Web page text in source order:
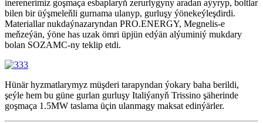
inerenerimiz goşmaça esbaplaryň zerurlygyny aradan aýyryp, boltlar
bilen bir üýşmeleňli gurnama ulanyp, gurluşy ýönekeýleşdirdi.
Materiallar nukdaýnazaryndan PRO.ENERGY, Megnelis-e
meňzeýän, ýöne has uzak ömri üpjün edýän alýuminiý mukdary
bolan SOZAMC-ny teklip etdi.
Hünär hyzmatlarymyz müşderi tarapyndan ýokary baha berildi,
şeýle hem bu güne gurlan gurluşy Italiýanyň Trissino şäherinde
goşmaça 1.5MW taslama üçin ulanmagy maksat edinýärler.